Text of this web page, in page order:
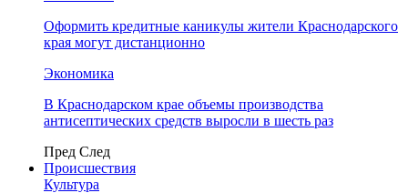
Оформить кредитные каникулы жители Краснодарского
края могут дистанционно
Экономика
В Краснодарском крае объемы производства
антисептических средств выросли в шесть раз
Пред След
Происшествия
Культура